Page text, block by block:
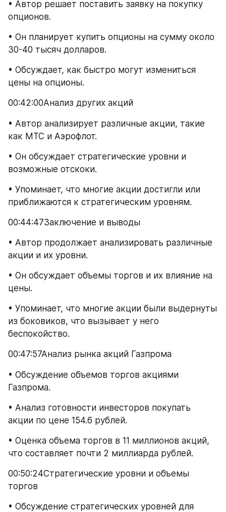
• Автор решает поставить заявку на покупку
опционов.
• Он планирует купить опционы на сумму около
30-40 тысяч долларов.
• Обсуждает, как быстро могут измениться
цены на опционы.
00:42:00Анализ других акций
• Автор анализирует различные акции, такие
как МТС и Аэрофлот.
• Он обсуждает стратегические уровни и
возможные отскоки.
• Упоминает, что многие акции достигли или
приближаются к стратегическим уровням.
00:44:47Заключение и выводы
• Автор продолжает анализировать различные
акции и их уровни.
• Он обсуждает объемы торгов и их влияние на
цены.
• Упоминает, что многие акции были выдернуты
из боковиков, что вызывает у него
беспокойство.
00:47:57Анализ рынка акций Газпрома
• Обсуждение объемов торгов акциями
Газпрома.
• Анализ готовности инвесторов покупать
акции по цене 154.6 рублей.
• Оценка объема торгов в 11 миллионов акций,
что составляет почти 2 миллиарда рублей.
00:50:24Стратегические уровни и объемы
торгов
• Обсуждение стратегических уровней для